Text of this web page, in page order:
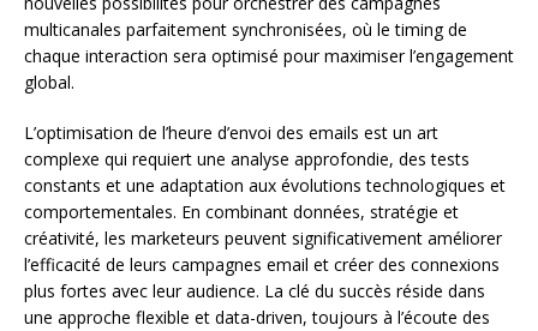
multicanales parfaitement synchronisées, où le timing de
chaque interaction sera optimisé pour maximiser l’engagement
global.
L’optimisation de l’heure d’envoi des emails est un art
complexe qui requiert une analyse approfondie, des tests
constants et une adaptation aux évolutions technologiques et
comportementales. En combinant données, stratégie et
créativité, les marketeurs peuvent significativement améliorer
l’efficacité de leurs campagnes email et créer des connexions
plus fortes avec leur audience. La clé du succès réside dans
une approche flexible et data-driven, toujours à l’écoute des